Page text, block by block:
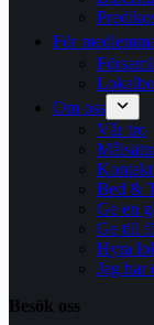
För
Om oss
Vår tro
Bed &
Ge en
Ge till
Hyra
Jag har
Besök oss